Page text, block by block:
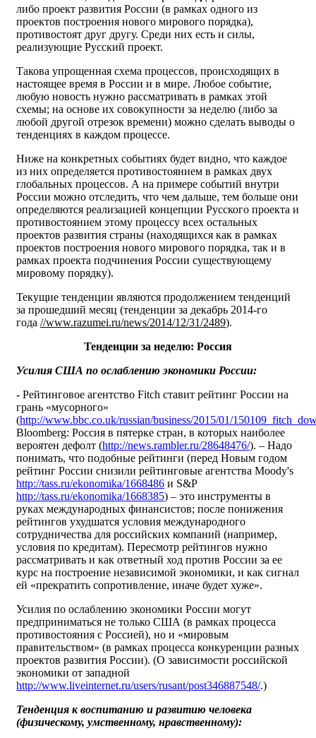
либо проект развития России (в рамках одного из
проектов построения нового мирового порядка),
противостоят друг другу. Среди них есть и силы,
реализующие Русский проект.
Такова упрощенная схема процессов, происходящих в
настоящее время в России и в мире. Любое событие,
любую новость нужно рассматривать в рамках этой
схемы; на основе их совокупности за неделю (либо за
любой другой отрезок времени) можно сделать выводы о
тенденциях в каждом процессе.
Ниже на конкретных событиях будет видно, что каждое
из них определяется противостоянием в рамках двух
глобальных процессов. А на примере событий внутри
России можно отследить, что чем дальше, тем больше они
определяются реализацией концепции Русского проекта и
противостоянием этому процессу всех остальных
проектов развития страны (находящихся как в рамках
проектов построения нового мирового порядка, так и в
рамках проекта подчинения России существующему
мировому порядку).
Текущие тенденции являются продолжением тенденций
за прошедший месяц (тенденции за декабрь 2014-го
года //www.razumei.ru/news/2014/12/31/2489).
Тенденции за неделю: Россия
Усилия США по ослаблению экономики России:
- Рейтинговое агентство Fitch ставит рейтинг России на
грань «мусорного»
(http://www.bbc.co.uk/russian/business/2015/01/
Bloomberg: Россия в пятерке стран, в которых наиболее
вероятен дефолт (http://news.rambler.ru/28648476/). – Надо
понимать, что подобные рейтинги (перед Новым годом
рейтинг России снизили рейтинговые агентства Moody's
http://tass.ru/ekonomika/1668486 и S&P
http://tass.ru/ekonomika/1668385) – это инструменты в
руках международных финансистов; после понижения
рейтингов ухудшатся условия международного
сотрудничества для российских компаний (например,
условия по кредитам). Пересмотр рейтингов нужно
рассматривать и как ответный ход против России за ее
курс на построение независимой экономики, и как сигнал
ей «прекратить сопротивление, иначе будет хуже».
Усилия по ослаблению экономики России могут
предприниматься не только США (в рамках процесса
противостояния с Россией), но и «мировым
правительством» (в рамках процесса конкуренции разных
проектов развития России). (О зависимости российской
экономики от западной
http://www.liveinternet.ru/users/rusant/post346887548/.)
Тенденция к воспитанию и развитию человека
(физическому, умственному, нравственному):